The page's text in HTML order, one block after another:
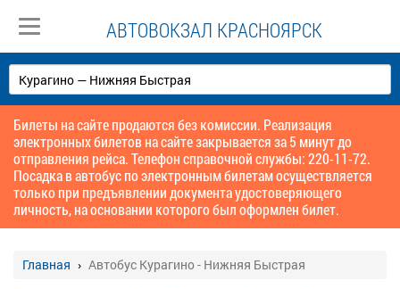
АВТОВОКЗАЛ КРАСНОЯРСК
Билеты на сайте продаются без комиссии. Реализация
электронных билетов на сайте закрывается за 5 минут до
отправления рейса. Телефон справочной службы: 220-11-72.
Посадка в автобус по электронным билетам осуществляется
только при предъявлении документа удостоверяющего
личность, на основании которого был оформлен билет.
Главная Автобус Курагино - Нижняя Быстрая